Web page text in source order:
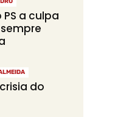
PS a culpa
do